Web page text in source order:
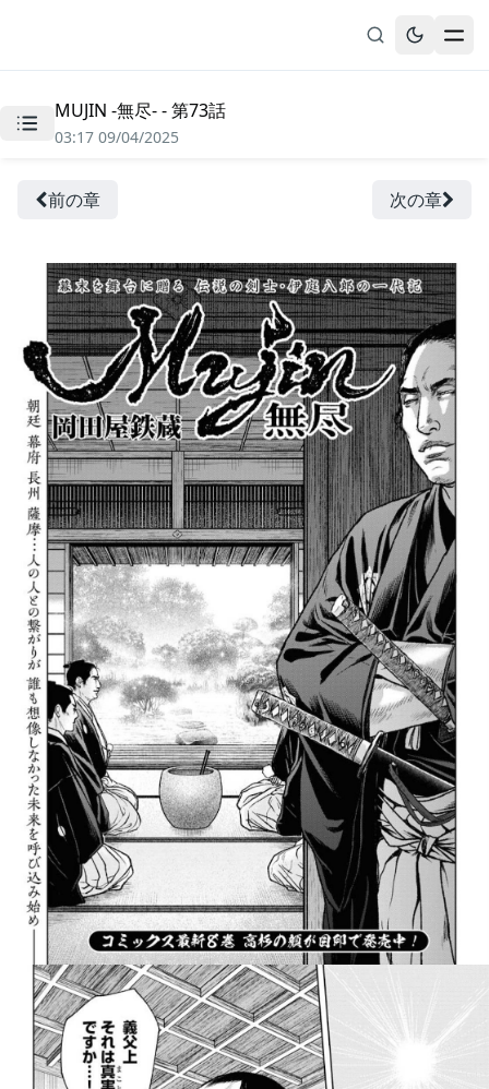
無料漫画
履歴
MUJIN -無尽- - 第73話
03:17 09/04/2025
前の章 次の章